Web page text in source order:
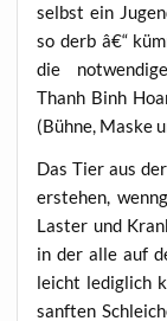
selbst ein
so derb â€“
die
Thanh Binh
(Büh­ne, Mas­ke
Das Tier aus
erste­hen,
Las­ter und
in der alle auf
leicht ledig­lich
sanf­ten